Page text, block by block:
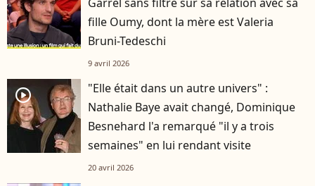
fille Oumy, dont la mère est Valeria
Bruni-Tedeschi
9 avril 2026
player2
"Elle était dans un autre univers" :
Nathalie Baye avait changé, Dominique
Besnehard l'a remarqué "il y a trois
semaines" en lui rendant visite
20 avril 2026